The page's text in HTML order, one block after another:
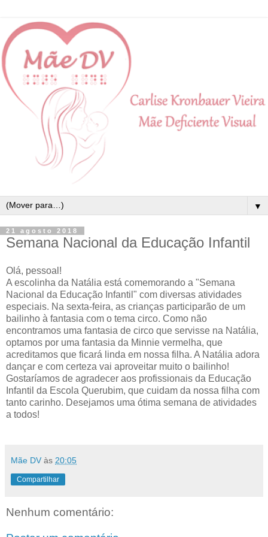
▼
21 agosto 2018
Semana Nacional da Educação Infantil
Olá, pessoal!
A escolinha da Natália está comemorando a "Semana
Nacional da Educação Infantil" com diversas atividades
especiais. Na sexta-feira, as crianças participarão de um
bailinho à fantasia com o tema circo. Como não
encontramos uma fantasia de circo que servisse na Natália,
optamos por uma fantasia da Minnie vermelha, que
acreditamos que ficará linda em nossa filha. A Natália adora
dançar e com certeza vai aproveitar muito o bailinho!
Gostaríamos de agradecer aos profissionais da Educação
Infantil da Escola Querubim, que cuidam da nossa filha com
tanto carinho. Desejamos uma ótima semana de atividades
a todos!
Mãe DV às 20:05
Compartilhar
Nenhum comentário: